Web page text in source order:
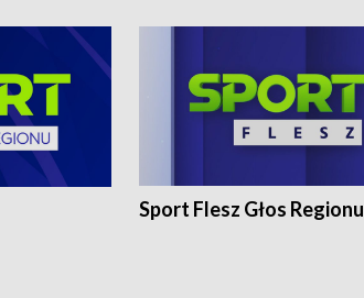
Sport Flesz Głos Regionu